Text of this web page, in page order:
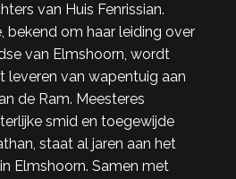
van Huis Fenrissian.
bekend om haar leiding over
van Elmshoorn, wordt
leveren van wapentuig aan
de Ram. Meesteres
smid en toegewijde
staat al jaren aan het
Elmshoorn. Samen met